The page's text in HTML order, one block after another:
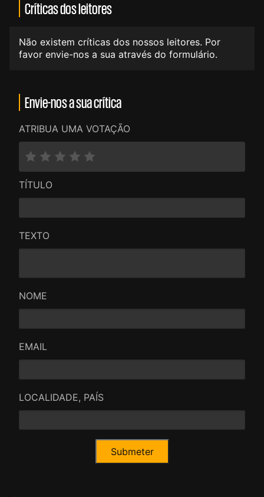
Críticas dos leitores
Não existem críticas dos nossos leitores. Por
favor envie-nos a sua através do formulário.
Envie-nos a sua crítica
ATRIBUA UMA VOTAÇÃO
TÍTULO
TEXTO
NOME
EMAIL
LOCALIDADE, PAÍS